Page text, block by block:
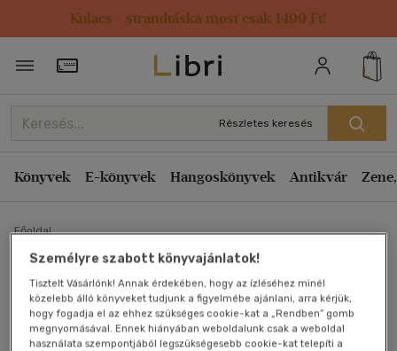
Kulacs / strandtáska most csak 1499 Ft!
Törzsvásárlói Kártya adatai
Részletes keresés
Könyvek E-könyvek Hangoskönyvek Antikvár
Főoldal
Összegyűrt nemzedék
Jolsvai András
Személyre szabott könyvajánlatok!
Tisztelt Vásárlónk! Annak érdekében, hogy az ízléséhez minél
közelebb álló könyveket tudjunk a figyelmébe ajánlani, arra kérjük,
hogy fogadja el az ehhez szükséges cookie-kat a „Rendben” gomb
megnyomásával. Ennek hiányában weboldalunk csak a weboldal
használata szempontjából legszükségesebb cookie-kat telepíti a